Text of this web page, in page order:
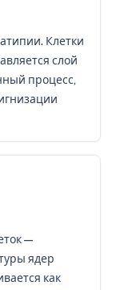
Клетки
слой
процесс,
—
ядер
как